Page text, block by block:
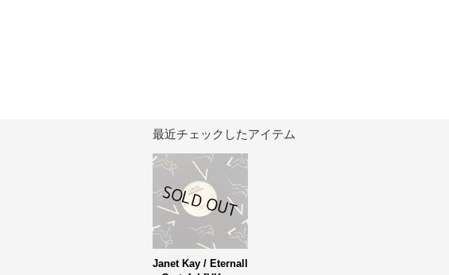
最近チェックしたアイテム
Janet Kay / Eternall